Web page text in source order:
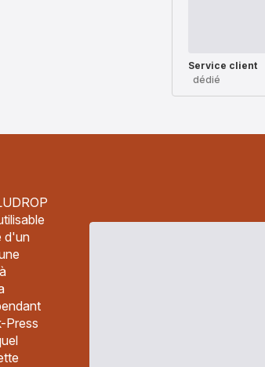
Service client
dédié
d'un
Press